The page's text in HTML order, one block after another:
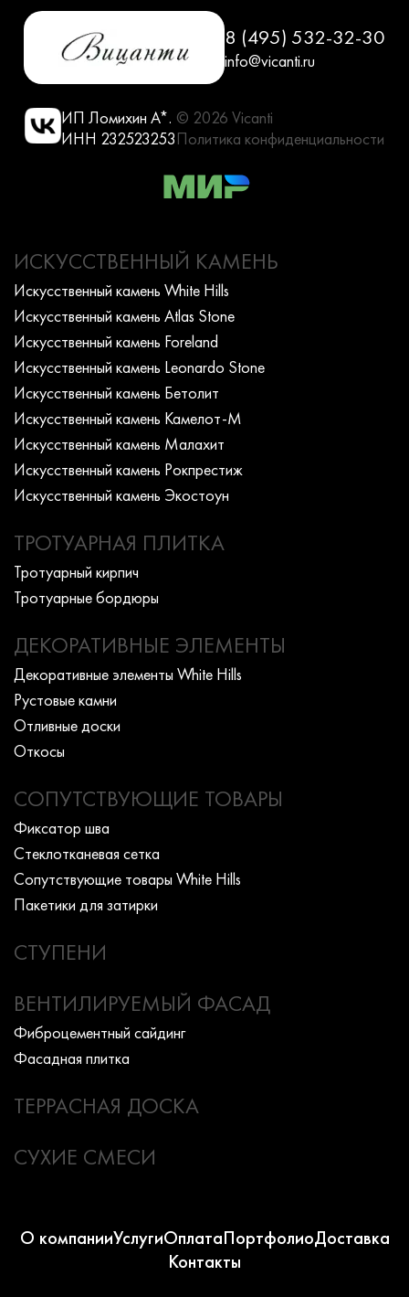
8 (495) 532-32-30
info@vicanti.ru
ИП Ломихин А*.
ИНН 232523253
© 2026 Vicanti
Политика конфиденциальности
ИСКУССТВЕННЫЙ КАМЕНЬ
Искусcтвенный камень White Hills
Искусcтвенный камень Atlas Stone
Искусcтвенный камень Foreland
Искусcтвенный камень Leonardo Stone
Искусcтвенный камень Бетолит
Искусcтвенный камень Камелот-М
Искусcтвенный камень Малахит
Искусcтвенный камень Рокпрестиж
Искусcтвенный камень Экостоун
ТРОТУАРНАЯ ПЛИТКА
Тротуарный кирпич
Тротуарные бордюры
ДЕКОРАТИВНЫЕ ЭЛЕМЕНТЫ
Декоративные элементы White Hills
Рустовые камни
Отливные доски
Откосы
СОПУТСТВУЮЩИЕ ТОВАРЫ
Фиксатор шва
Стеклотканевая сетка
Сопутствующие товары White Hills
Пакетики для затирки
СТУПЕНИ
ВЕНТИЛИРУЕМЫЙ ФАСАД
Фиброцементный сайдинг
Фасадная плитка
ТЕРРАСНАЯ ДОСКА
СУХИЕ СМЕСИ
О компанииУслугиОплатаПортфолиоДоставка
Контакты